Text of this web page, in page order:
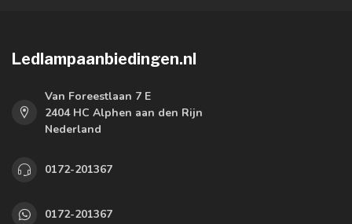
Ledlampaanbiedingen.nl
Van Foreestlaan 7 E
2404 HC Alphen aan den Rijn
Nederland
0172-201367
0172-201367